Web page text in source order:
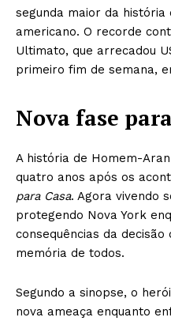
segunda maior da
americano. O recorde
Ultimato, que arrecadou
primeiro fim de semana,
Nova fase
A história de Homem-
quatro anos após os
para Casa. Agora vivendo
protegendo Nova York
consequências da
memória de todos.
Segundo a sinopse, o
nova ameaça enquanto